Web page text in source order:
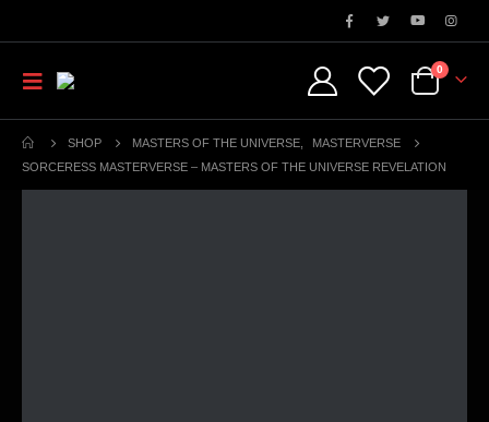
0
SHOP MASTERS OF THE UNIVERSE
MASTERVERSE
SORCERESS MASTERVERSE – MASTERS OF THE UNIVERSE REVELATION